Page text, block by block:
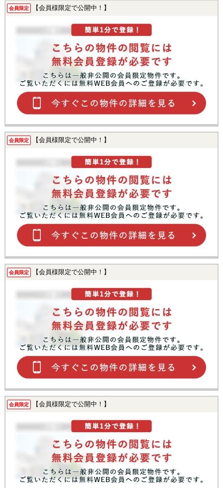
会員限定 【会員様限定で公開中！】
会員限定 【会員様限定で公開中！】
会員限定 【会員様限定で公開中！】
会員限定 【会員様限定で公開中！】